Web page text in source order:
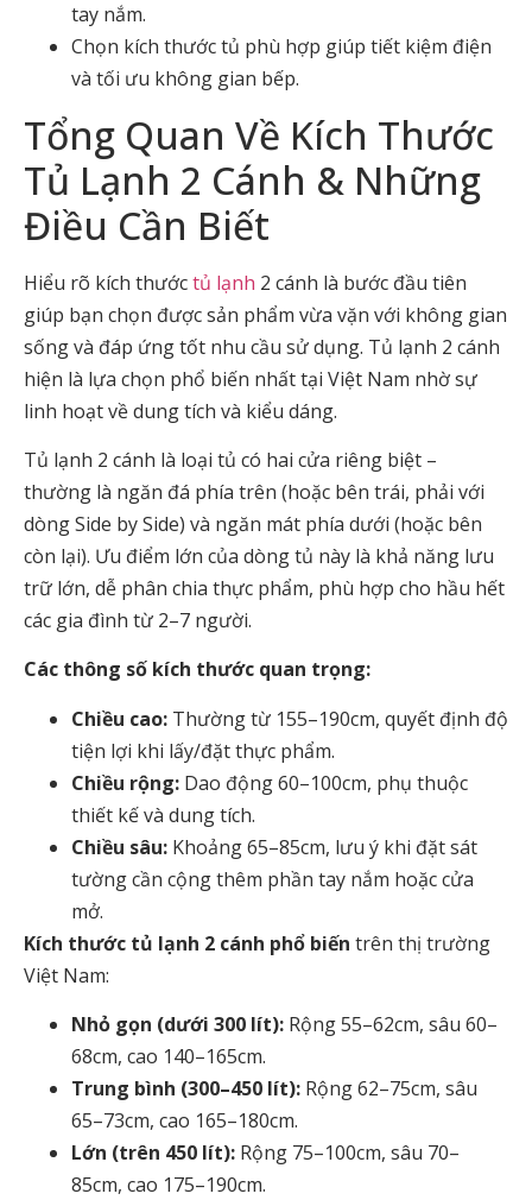
tay nắm.
Chọn kích thước tủ phù hợp giúp tiết kiệm điện
và tối ưu không gian bếp.
Tổng Quan Về Kích Thước
Tủ Lạnh 2 Cánh & Những
Điều Cần Biết
Hiểu rõ kích thướctủ lạnh 2 cánh là bước đầu tiên
giúp bạn chọn được sản phẩm vừa vặn với không gian
sống và đáp ứng tốt nhu cầu sử dụng. Tủ lạnh 2 cánh
hiện là lựa chọn phổ biến nhất tại Việt Nam nhờ sự
linh hoạt về dung tích và kiểu dáng.
Tủ lạnh 2 cánh là loại tủ có hai cửa riêng biệt –
thường là ngăn đá phía trên (hoặc bên trái, phải với
dòng Side by Side) và ngăn mát phía dưới (hoặc bên
còn lại). Ưu điểm lớn của dòng tủ này là khả năng lưu
trữ lớn, dễ phân chia thực phẩm, phù hợp cho hầu hết
các gia đình từ 2–7 người.
Các thông số kích thước quan trọng:
Chiều cao: Thường từ 155–190cm, quyết định độ
tiện lợi khi lấy/đặt thực phẩm.
Chiều rộng: Dao động 60–100cm, phụ thuộc
thiết kế và dung tích.
Chiều sâu: Khoảng 65–85cm, lưu ý khi đặt sát
tường cần cộng thêm phần tay nắm hoặc cửa
mở.
Kích thước tủ lạnh 2 cánh phổ biến trên thị trường
Việt Nam:
Nhỏ gọn (dưới 300 lít): Rộng 55–62cm, sâu 60–
68cm, cao 140–165cm.
Trung bình (300–450 lít): Rộng 62–75cm, sâu
65–73cm, cao 165–180cm.
Lớn (trên 450 lít): Rộng 75–100cm, sâu 70–
85cm, cao 175–190cm.